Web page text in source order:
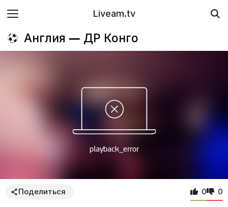
Liveam.tv
Англия — ДР Конго
Поделиться 0 0